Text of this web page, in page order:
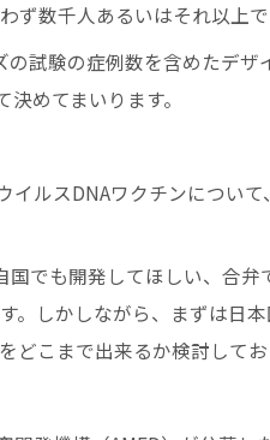
ず数千人あるいはそれ以上
の試験の症例数を含めたデ
決めてまいります。
イルスDNAワクチンについ
国でも開発してほしい、合
。しかしながら、まずは日
どこまで出来るか検討してお